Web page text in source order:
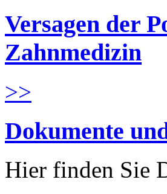
Versagen der
Zahnmedizin
>>
Dokumente
Hier finden Sie